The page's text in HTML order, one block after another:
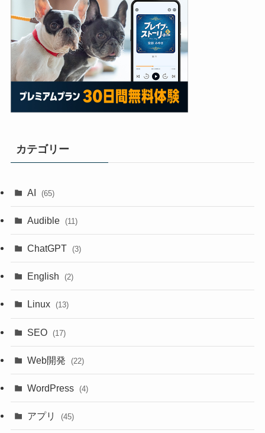
カテゴリー
AI (65)
Audible (11)
ChatGPT (3)
English (2)
Linux (13)
SEO (17)
Web開発 (22)
WordPress (4)
アプリ (45)